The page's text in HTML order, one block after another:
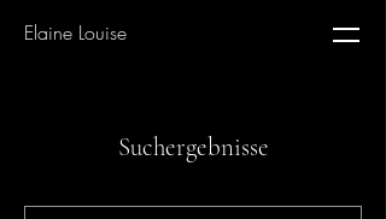
Elaine Louise
Suchergebnisse